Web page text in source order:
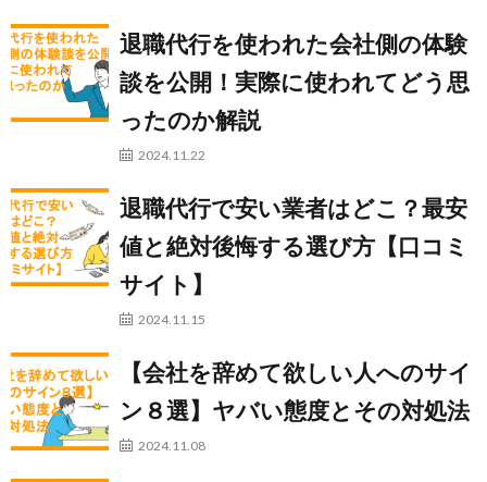
退職代行を使われた会社側の体験
談を公開！実際に使われてどう思
ったのか解説
2024.11.22
退職代行で安い業者はどこ？最安
値と絶対後悔する選び方【口コミ
サイト】
2024.11.15
【会社を辞めて欲しい人へのサイ
ン８選】ヤバい態度とその対処法
2024.11.08